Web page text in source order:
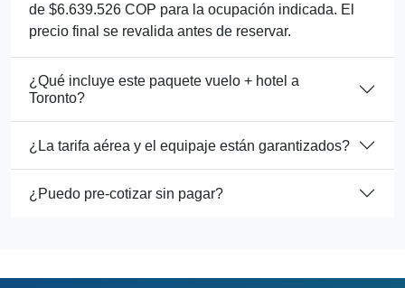
de $6.639.526 COP para la ocupación indicada. El
precio final se revalida antes de reservar.
¿Qué incluye este paquete vuelo + hotel a
Toronto?
¿La tarifa aérea y el equipaje están garantizados?
¿Puedo pre-cotizar sin pagar?